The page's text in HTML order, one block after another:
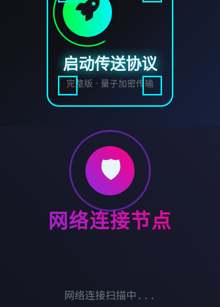
启动传送协议
完整版 · 量子加密传输
🛡️
网络连接节点
网络连接扫描中...